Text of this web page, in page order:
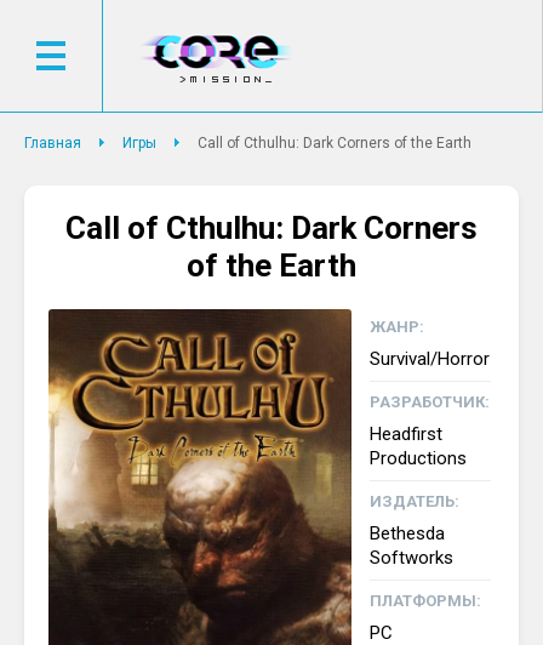
Главная Игры Call of Cthulhu: Dark Corners of the Earth
Call of Cthulhu: Dark Corners
of the Earth
ЖАНР:
Survival/Horror
РАЗРАБОТЧИК:
Headfirst
Productions
ИЗДАТЕЛЬ:
Bethesda
Softworks
ПЛАТФОРМЫ:
PC